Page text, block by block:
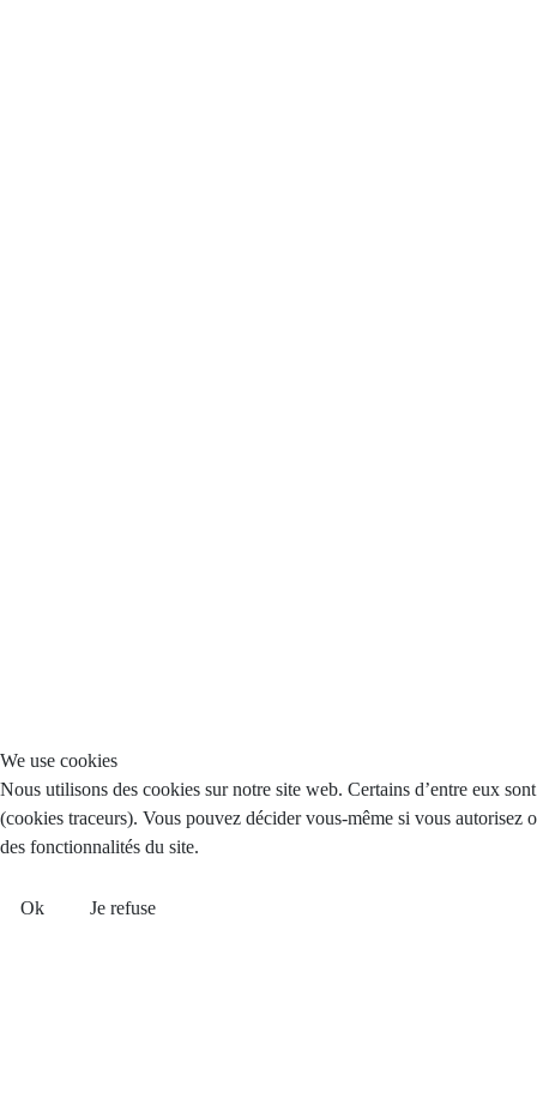
We use cookies
Nous utilisons des cookies sur notre site web. Certains d’entre eux
(cookies traceurs). Vous pouvez décider vous-même si vous
des fonctionnalités du site.
Ok Je refuse